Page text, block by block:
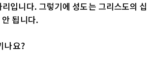
입니다. 그렇기에 성도는 그리스도의 십
됩니다.
나요?